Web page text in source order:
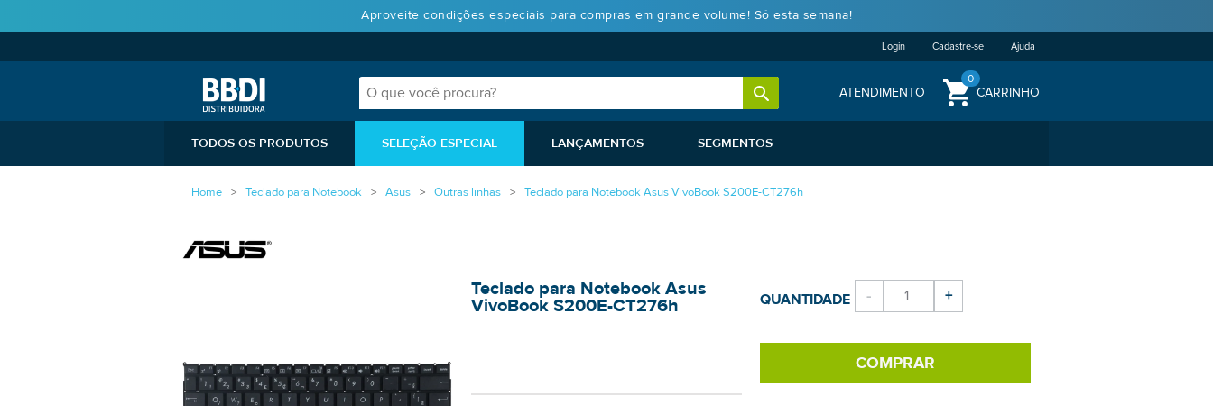
Aproveite condições especiais para compras em grande volume! Só esta semana!
Login Cadastre-se Ajuda
ATENDIMENTO CARRINHO
0
TODOS OS PRODUTOS SELEÇÃO ESPECIAL LANÇAMENTOS SEGMENTOS
Home Teclado para Notebook Asus Outras linhas Teclado para Notebook Asus VivoBook S200E-CT276h
Teclado para Notebook Asus
VivoBook S200E-CT276h QUANTIDADE - +
COMPRAR